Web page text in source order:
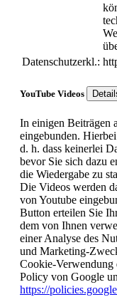
Datenschutzerkl.:
YouTube Videos
In einigen Beiträgen
eingebunden.
d. h. dass keinerlei
bevor Sie sich dazu
die Wiedergabe zu
Die Videos werden
von Youtube
Button erteilen Sie
dem von Ihnen
einer Analyse des
und Marketing-
Cookie-Verwendung
Policy von Google
https://